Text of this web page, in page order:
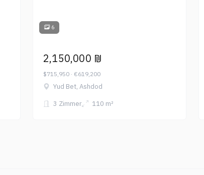
6
2,150,000 ₪
$715,950 · €619,200
Yud Bet, Ashdod
3 Zimmer
110 m²